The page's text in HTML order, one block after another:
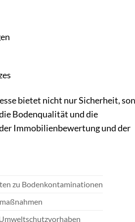
bietet nicht nur Sicherheit,
Bodenqualität und die
Immobilienbewertung und der
zu Bodenkontaminationen